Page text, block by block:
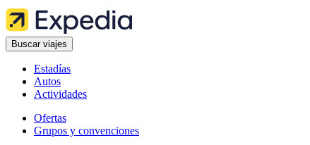
Buscar viajes
Estadías
Autos
Actividades
Ofertas
Grupos y convenciones